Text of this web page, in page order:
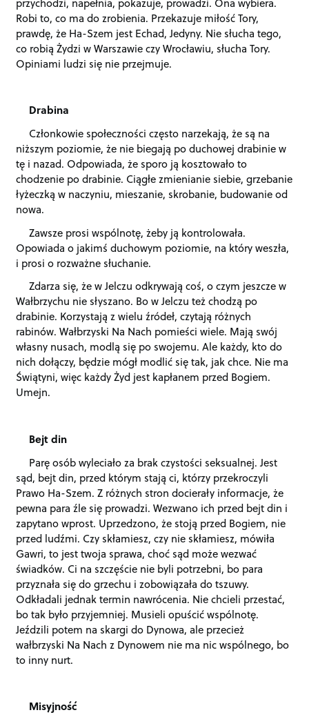
Robi to, co ma do zrobienia. Przekazuje miłość Tory,
prawdę, że Ha-Szem jest Echad, Jedyny. Nie słucha tego,
co robią Żydzi w Warszawie czy Wrocławiu, słucha Tory.
Opiniami ludzi się nie przejmuje.
Drabina
Członkowie społeczności często narzekają, że są na
niższym poziomie, że nie biegają po duchowej drabinie w
tę i nazad. Odpowiada, że sporo ją kosztowało to
chodzenie po drabinie. Ciągłe zmienianie siebie, grzebanie
łyżeczką w naczyniu, mieszanie, skrobanie, budowanie od
nowa.
Zawsze prosi wspólnotę, żeby ją kontrolowała.
Opowiada o jakimś duchowym poziomie, na który weszła,
i prosi o rozważne słuchanie.
Zdarza się, że w Jelczu odkrywają coś, o czym jeszcze w
Wałbrzychu nie słyszano. Bo w Jelczu też chodzą po
drabinie. Korzystają z wielu źródeł, czytają różnych
rabinów. Wałbrzyski Na Nach pomieści wiele. Mają swój
własny nusach, modlą się po swojemu. Ale każdy, kto do
nich dołączy, będzie mógł modlić się tak, jak chce. Nie ma
Świątyni, więc każdy Żyd jest kapłanem przed Bogiem.
Umejn.
Bejt din
Parę osób wyleciało za brak czystości seksualnej. Jest
sąd, bejt din, przed którym stają ci, którzy przekroczyli
Prawo Ha-Szem. Z różnych stron docierały informacje, że
pewna para źle się prowadzi. Wezwano ich przed bejt din i
zapytano wprost. Uprzedzono, że stoją przed Bogiem, nie
przed ludźmi. Czy skłamiesz, czy nie skłamiesz, mówiła
Gawri, to jest twoja sprawa, choć sąd może wezwać
świadków. Ci na szczęście nie byli potrzebni, bo para
przyznała się do grzechu i zobowiązała do tszuwy.
Odkładali jednak termin nawrócenia. Nie chcieli przestać,
bo tak było przyjemniej. Musieli opuścić wspólnotę.
Jeździli potem na skargi do Dynowa, ale przecież
wałbrzyski Na Nach z Dynowem nie ma nic wspólnego, bo
to inny nurt.
Misyjność